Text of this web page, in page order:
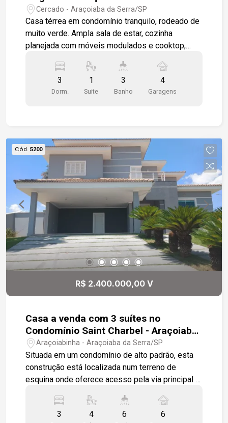
Cercado - Araçoiaba da Serra/SP
Casa térrea em condomínio tranquilo, rodeado de
muito verde. Ampla sala de estar, cozinha
planejada com móveis modulados e cooktop,
churrasqueira, fogão a lenha e pia de apoio. O
quintal, espaçoso e bem cuidado, conta com
piscina aquecida para momentos de lazer. A casa
de alta qualidade. São 4 vagas de garagem
descobertas, proporcionando comodidade e
praticidade para os moradores.
3
Dorm.
1
Suite
3
Banho
4
Garagens
Cód. 5200
R$ 2.400.000,00 V
Casa a venda com 3 suítes no
Condomínio Saint Charbel - Araçoiaba
da Serra
Araçoiabinha - Araçoiaba da Serra/SP
Situada em um condomínio de alto padrão, esta
construção está localizada num terreno de
esquina onde oferece acesso pela via principal e
paisagismo riquíssimo. Este imóvel com cerca
de 509m² de construção conta com uma ampla
3 4 6 6